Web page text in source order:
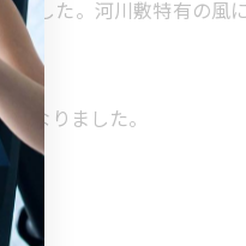
ました。河川敷特有の風
なりました。